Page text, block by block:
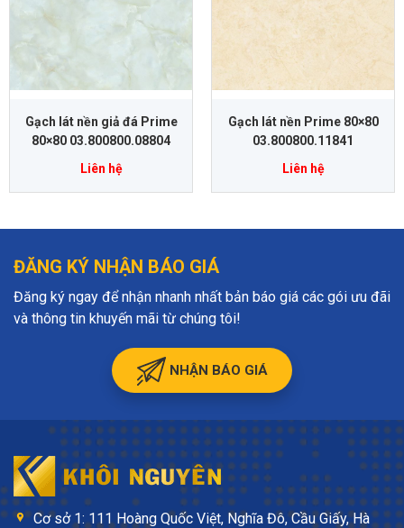
Gạch lát nền giả đá Prime
80×80 03.800800.08804
Liên hệ
Gạch lát nền Prime 80×80
03.800800.11841
Liên hệ
ĐĂNG KÝ NHẬN BÁO GIÁ
Đăng ký ngay để nhận nhanh nhất bản báo giá các gói ưu đãi
và thông tin khuyến mãi từ chúng tôi!
NHẬN BÁO GIÁ
Cơ sở 1: 111 Hoàng Quốc Việt, Nghĩa Đô, Cầu Giấy, Hà